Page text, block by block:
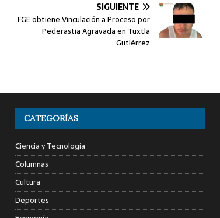
SIGUIENTE
FGE obtiene Vinculación a Proceso por
Pederastia Agravada en Tuxtla
Gutiérrez
CATEGORÍAS
Ciencia y Tecnología
Columnas
Cultura
Deportes